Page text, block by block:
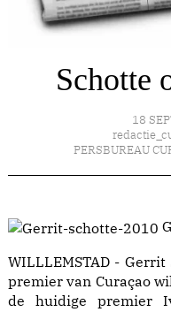
Schotte
18
PERSBUREAU
WILLLEMSTAD -
premier van Curaçao
de huidige premier